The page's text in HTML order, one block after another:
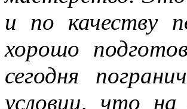
и по качеству
хорошо
сегодня
условии, что